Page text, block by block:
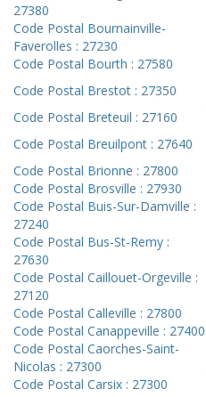
27380
Code Postal Bournainville-
Faverolles : 27230
Code Postal Bourth : 27580
Code Postal Brestot : 27350
Code Postal Breteuil : 27160
Code Postal Breuilpont : 27640
Code Postal Brionne : 27800
Code Postal Brosville : 27930
Code Postal Buis-Sur-Damville :
27240
Code Postal Bus-St-Remy :
27630
Code Postal Caillouet-Orgeville :
27120
Code Postal Calleville : 27800
Code Postal Canappeville : 27400
Code Postal Caorches-Saint-
Nicolas : 27300
Code Postal Carsix : 27300